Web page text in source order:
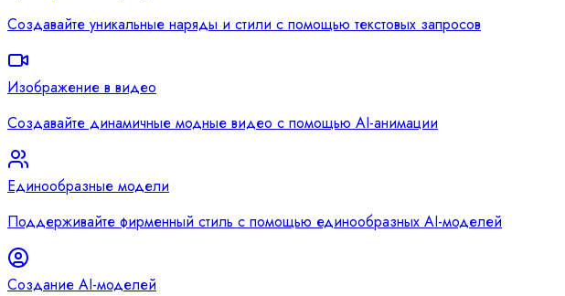
Создавайте уникальные наряды и стили с помощью текстовых запросов
Изображение в видео
Создавайте динамичные модные видео с помощью AI-анимации
Единообразные модели
Поддерживайте фирменный стиль с помощью единообразных AI-моделей
Создание AI-моделей